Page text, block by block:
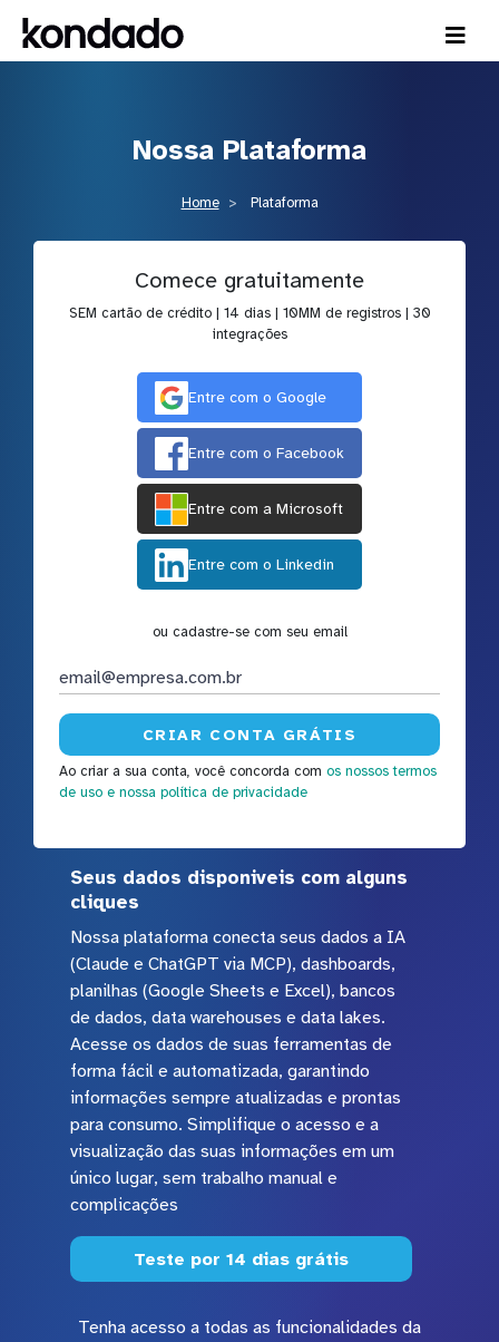
Nossa Plataforma
Home Plataforma
Comece gratuitamente
SEM cartão de crédito | 14 dias | 10MM de registros | 30
integrações
Entre com o Google
Entre com o Facebook
Entre com a Microsoft
Entre com o Linkedin
ou cadastre-se com seu email
Ao criar a sua conta, você concorda com os nossos termos
de uso e nossa política de privacidade
Seus dados disponiveis com alguns
cliques
Nossa plataforma conecta seus dados a IA
(Claude e ChatGPT via MCP), dashboards,
planilhas (Google Sheets e Excel), bancos
de dados, data warehouses e data lakes.
Acesse os dados de suas ferramentas de
forma fácil e automatizada, garantindo
informações sempre atualizadas e prontas
para consumo. Simplifique o acesso e a
visualização das suas informações em um
único lugar, sem trabalho manual e
complicações
Teste por 14 dias grátis
Tenha acesso a todas as funcionalidades da